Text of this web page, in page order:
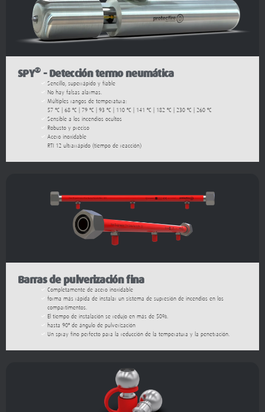
SPY®- Detección termo neumática
Sencillo, superrápido y fiable
No hay falsas alarmas.
Múltiples rangos de temperatura:
57 ºC | 68 ºC | 79 ºC | 93 ºC | 110 ºC | 141 ºC | 182 ºC | 230 ºC | 260 ºC
Sensible a los incendios ocultos
Robusto y preciso
Acero inoxidable
RTI 12 ultrarrápido (tiempo de reacción)
Barras de pulverización fina
Completamente de acero inoxidable
forma más rápida de instalar un sistema de supresión de incendios en los
compartimentos.
El tiempo de instalación se redujo en más de 50%.
hasta 90º de ángulo de pulverización
Un spray fino perfecto para la reducción de la temperatura y la penetración.